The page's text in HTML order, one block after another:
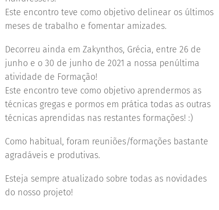
Este encontro teve como objetivo delinear os últimos
meses de trabalho e fomentar amizades.
Decorreu ainda em Zakynthos, Grécia, entre 26 de
junho e o 30 de junho de 2021 a nossa penúltima
atividade de Formação!
Este encontro teve como objetivo aprendermos as
técnicas gregas e pormos em prática todas as outras
técnicas aprendidas nas restantes formações! :)
Como habitual, foram reuniões/formações bastante
agradáveis e produtivas.
Esteja sempre atualizado sobre todas as novidades
do nosso projeto!